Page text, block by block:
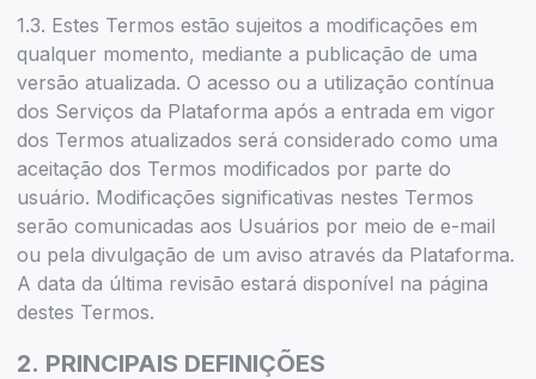
1.3. Estes Termos estão sujeitos a modificações em
qualquer momento, mediante a publicação de uma
versão atualizada. O acesso ou a utilização contínua
dos Serviços da Plataforma após a entrada em vigor
dos Termos atualizados será considerado como uma
aceitação dos Termos modificados por parte do
usuário. Modificações significativas nestes Termos
serão comunicadas aos Usuários por meio de e-mail
ou pela divulgação de um aviso através da Plataforma.
A data da última revisão estará disponível na página
destes Termos.
2. PRINCIPAIS DEFINIÇÕES